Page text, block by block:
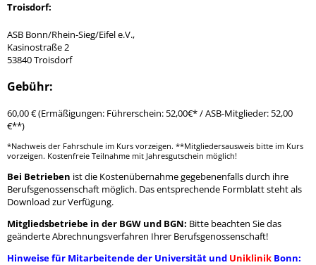
Troisdorf:
ASB Bonn/Rhein-Sieg/Eifel e.V.,
Kasinostraße 2
53840 Troisdorf
Gebühr:
60,00 € (Ermäßigungen: Führerschein: 52,00€* / ASB-Mitglieder: 52,00
€**)
*Nachweis der Fahrschule im Kurs vorzeigen. **Mitgliedersausweis bitte im Kurs
vorzeigen. Kostenfreie Teilnahme mit Jahresgutschein möglich!
Bei Betrieben ist die Kostenübernahme gegebenenfalls durch ihre
Berufsgenossenschaft möglich. Das entsprechende Formblatt steht als
Download zur Verfügung.
Mitgliedsbetriebe in der BGW und BGN: Bitte beachten Sie das
geänderte Abrechnungsverfahren Ihrer Berufsgenossenschaft!
Hinweise für Mitarbeitende der Universität und Uniklinik Bonn: